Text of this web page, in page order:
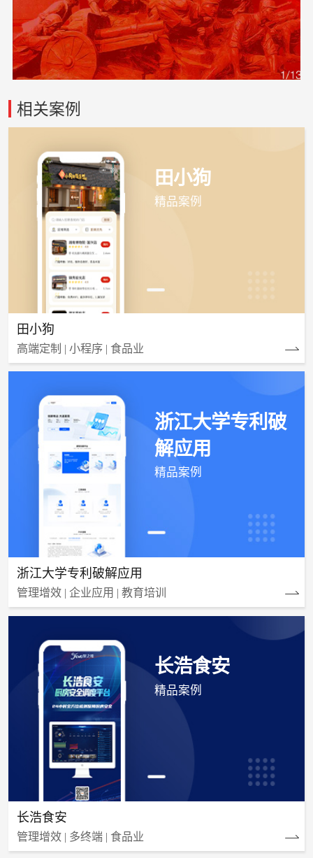
相关案例
田小狗
精品案例
田小狗
高端定制 | 小程序 | 食品业
浙江大学专利破
解应用
精品案例
浙江大学专利破解应用
管理增效 | 企业应用 | 教育培训
长浩食安
精品案例
长浩食安
管理增效 | 多终端 | 食品业